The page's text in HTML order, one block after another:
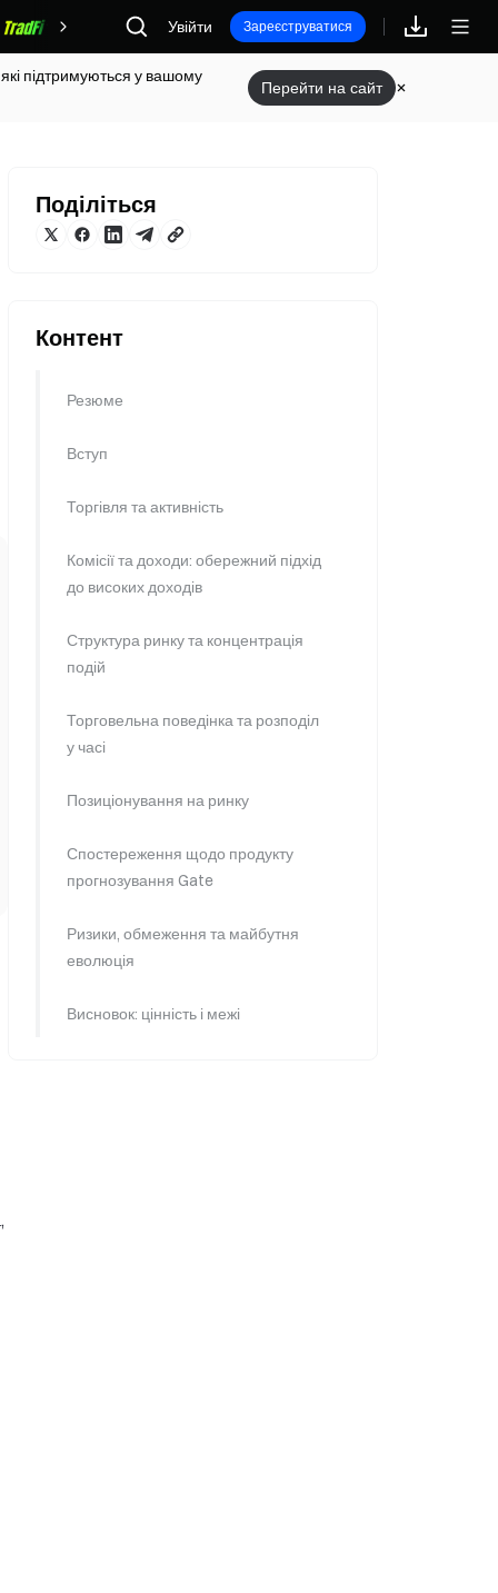
Винагороди
Увійти Зареєструватися
підтримуються у вашому
Перейти на сайт
Поділіться
Контент
Резюме
Вступ
Торгівля та активність
Комісії та доходи: обережний підхід
до високих доходів
Структура ринку та концентрація
подій
Торговельна поведінка та розподіл
у часі
Позиціонування на ринку
Спостереження щодо продукту
прогнозування Gate
Ризики, обмеження та майбутня
еволюція
Висновок: цінність і межі